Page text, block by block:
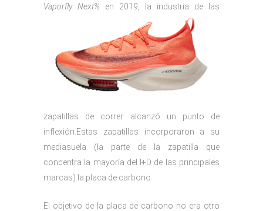
Vaporfly Next% en 2019, la industria de las
zapatillas de correr alcanzó un punto de
inflexión.Estas zapatillas incorporaron a su
mediasuela (la parte de la zapatilla que
concentra la mayoría del I+D de las principales
marcas) la placa de carbono.
El objetivo de la placa de carbono no era otro